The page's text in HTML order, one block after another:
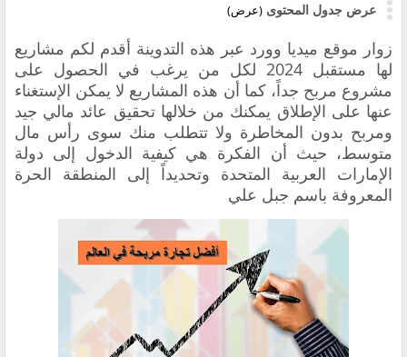
عرض جدول المحتوى (عرض)
زوار موقع ميديا وورد عبر هذه التدوينة أقدم لكم مشاريع
لها مستقبل 2024 لكل من يرغب في الحصول على
مشروع مربح جداً، كما أن هذه المشاريع لا يمكن الإستغناء
عنها على الإطلاق يمكنك من خلالها تحقيق عائد مالي جيد
ومربح بدون المخاطرة ولا تتطلب منك سوى رأس مال
متوسط، حيث أن الفكرة هي كيفية الدخول إلى دولة
الإمارات العربية المتحدة ‏وتحديداً إلى المنطقة الحرة
المعروفة باسم جبل علي